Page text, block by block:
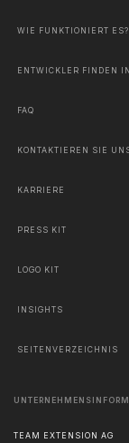
WIE FUNKTIONIERT ES?
ENTWICKLER FINDEN
FAQ
KONTAKTIEREN SIE
KARRIERE
PRESS KIT
LOGO KIT
INSIGHTS
SEITENVERZEICHNIS
TEAM EXTENSION AG